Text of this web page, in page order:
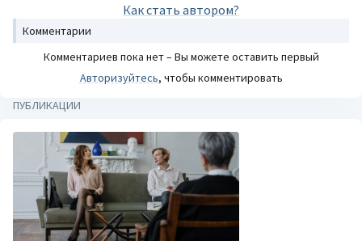
Как стать автором?
Комментарии
Комментариев пока нет – Вы можете оставить первый
Авторизуйтесь, чтобы комментировать
ПУБЛИКАЦИИ